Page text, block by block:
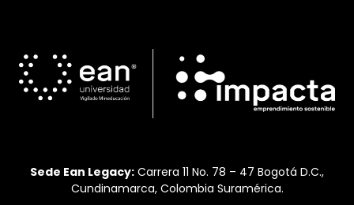
Sede Ean Legacy: Carrera 11 No. 78 – 47 Bogotá D.C.,
Cundinamarca, Colombia Suramérica.